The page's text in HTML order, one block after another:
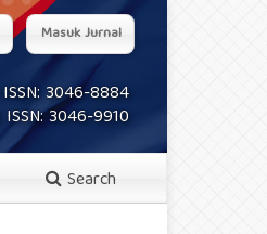
3046-8884
3046-9910
Search
Masuk Jurnal